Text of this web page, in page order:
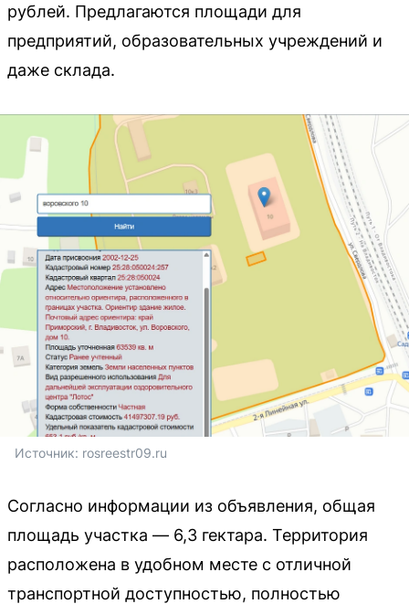
рублей. Предлагаются площади для
предприятий, образовательных учреждений и
даже склада.
Источник: rosreestr09.ru
Согласно информации из объявления, общая
площадь участка — 6,3 гектара. Территория
расположена в удобном месте с отличной
транспортной доступностью, полностью